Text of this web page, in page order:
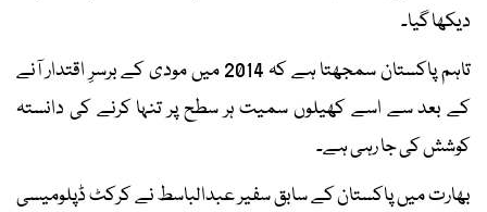
دیکھا گیا۔
تاہم پاکستان سمجھتا ہے کہ 2014 میں مودی کے برسرِ اقتدار آنے
کے بعد سے اسے کھیلوں سمیت ہر سطح پر تنہا کرنے کی دانستہ
کوشش کی جا رہی ہے۔
بھارت میں پاکستان کے سابق سفیر عبدالباسط نے کرکٹ ڈپلومیسی